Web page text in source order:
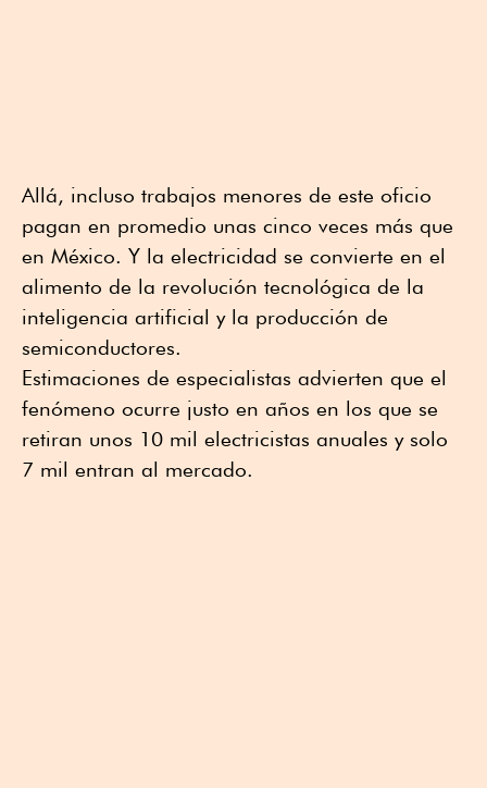
Allá, incluso trabajos menores de este oficio
pagan en promedio unas cinco veces más que
en México. Y la electricidad se convierte en el
alimento de la revolución tecnológica de la
inteligencia artificial y la producción de
semiconductores.
Estimaciones de especialistas advierten que el
fenómeno ocurre justo en años en los que se
retiran unos 10 mil electricistas anuales y solo
7 mil entran al mercado.